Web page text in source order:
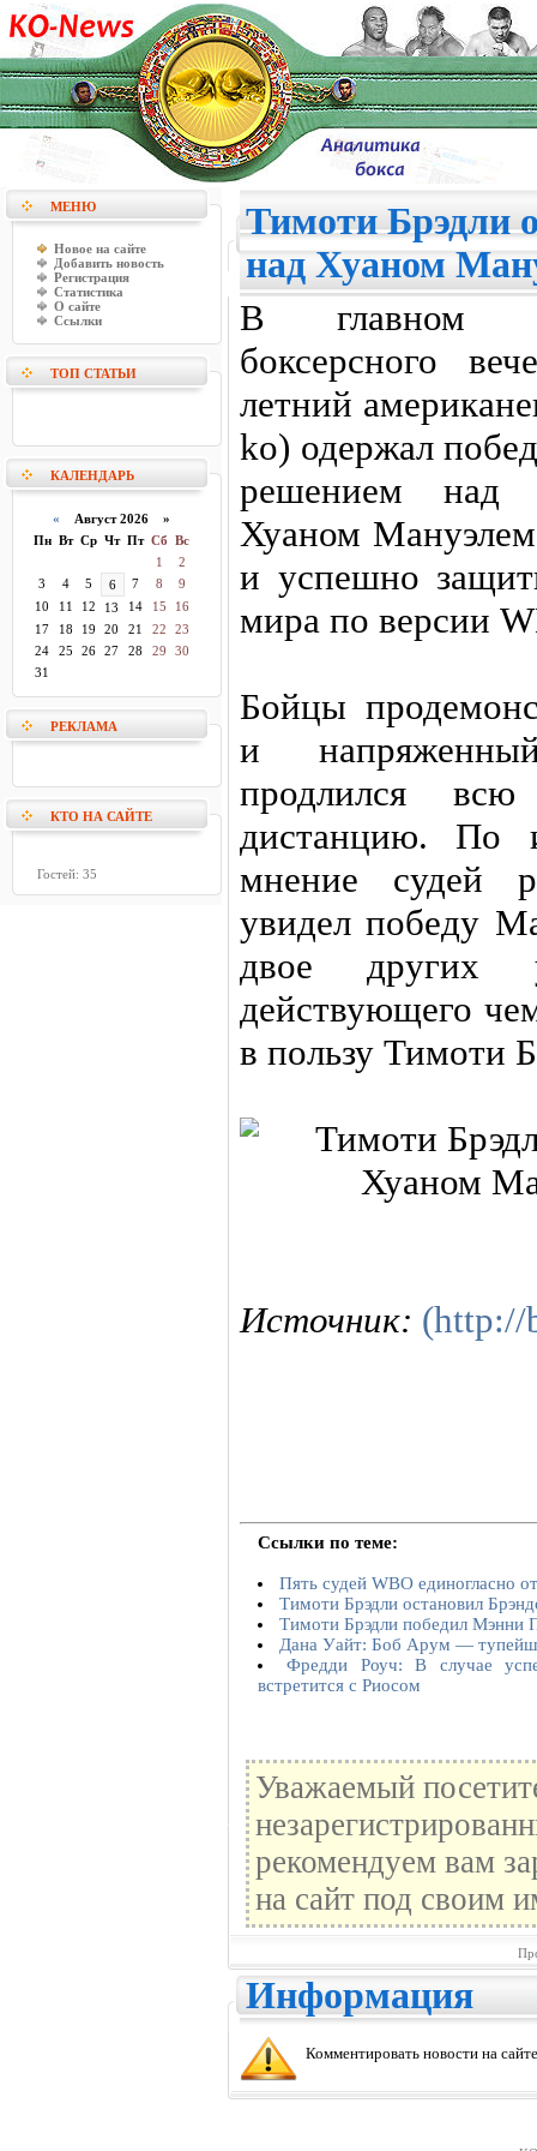
МЕНЮ
Новое на сайте
Добавить новость
Регистрация
Статистика
О сайте
Ссылки
ТОП СТАТЬИ
КАЛЕНДАРЬ
« Август 2026 »
Пн Вт Ср Чт Пт Сб Вс
1
2
3
4 5 6 7 8
9
10
11 12 13 14 15
16
17
18 19 20 21 22
23
24
25 26 27 28 29
30
31
РЕКЛАМА
КТО НА САЙТЕ
Гостей: 35
Тимоти Брэдли
над Хуаном
В главном
боксерсного
летний
ko) одержал
решением над
Хуаном
и успешно
мира по версии
Бойцы
и
продлился
дистанцию. По
мнение судей
увидел победу
двое других
действующего
в пользу Тимоти
Источник: (http://
Ссылки по теме:
Пять судей WBO единогласно
Тимоти Брэдли остановил
Тимоти Брэдли победил Мэнни
Дана Уайт: Боб Арум —
Фредди Роуч: В случае
встретится с Риосом
Уважаемый
рекомендуем вам
на сайт под своим
Информация
Комментировать новости на